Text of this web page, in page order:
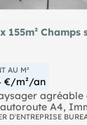
155m² Champs
AU M²
€/m²/an
A4,
de bureaux à la
D'ENTREPRISE